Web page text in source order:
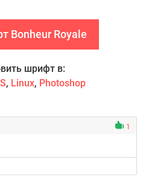
Bonheur Royale
шрифт в:
, Linux, Photoshop
1